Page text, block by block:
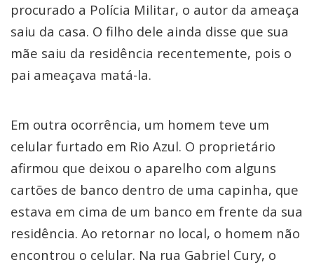
procurado a Polícia Militar, o autor da ameaça
saiu da casa. O filho dele ainda disse que sua
mãe saiu da residência recentemente, pois o
pai ameaçava matá-la.
Em outra ocorrência, um homem teve um
celular furtado em Rio Azul. O proprietário
afirmou que deixou o aparelho com alguns
cartões de banco dentro de uma capinha, que
estava em cima de um banco em frente da sua
residência. Ao retornar no local, o homem não
encontrou o celular. Na rua Gabriel Cury, o